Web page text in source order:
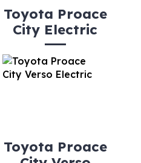
Toyota Proace
City Electric
Toyota Proace